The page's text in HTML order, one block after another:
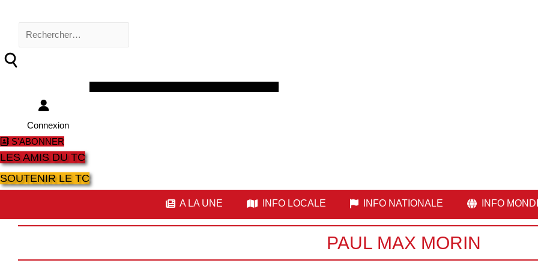
Rechercher :
Connexion
S'ABONNER
LES AMIS DU TC
SOUTENIR LE TC
A LA UNE INFO LOCALE INFO NATIONALE INFO
PAUL MAX MORIN